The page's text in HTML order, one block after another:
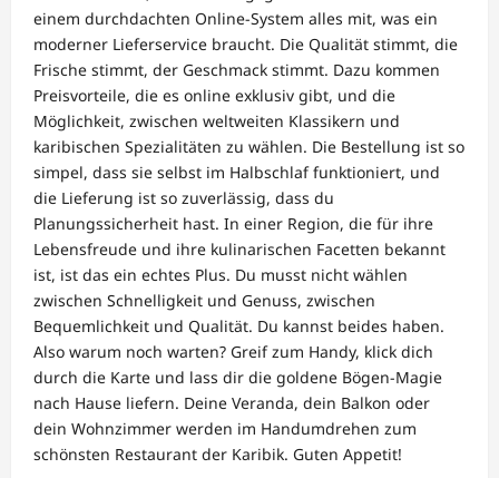
einem durchdachten Online-System alles mit, was ein
moderner Lieferservice braucht. Die Qualität stimmt, die
Frische stimmt, der Geschmack stimmt. Dazu kommen
Preisvorteile, die es online exklusiv gibt, und die
Möglichkeit, zwischen weltweiten Klassikern und
karibischen Spezialitäten zu wählen. Die Bestellung ist so
simpel, dass sie selbst im Halbschlaf funktioniert, und
die Lieferung ist so zuverlässig, dass du
Planungssicherheit hast. In einer Region, die für ihre
Lebensfreude und ihre kulinarischen Facetten bekannt
ist, ist das ein echtes Plus. Du musst nicht wählen
zwischen Schnelligkeit und Genuss, zwischen
Bequemlichkeit und Qualität. Du kannst beides haben.
Also warum noch warten? Greif zum Handy, klick dich
durch die Karte und lass dir die goldene Bögen-Magie
nach Hause liefern. Deine Veranda, dein Balkon oder
dein Wohnzimmer werden im Handumdrehen zum
schönsten Restaurant der Karibik. Guten Appetit!